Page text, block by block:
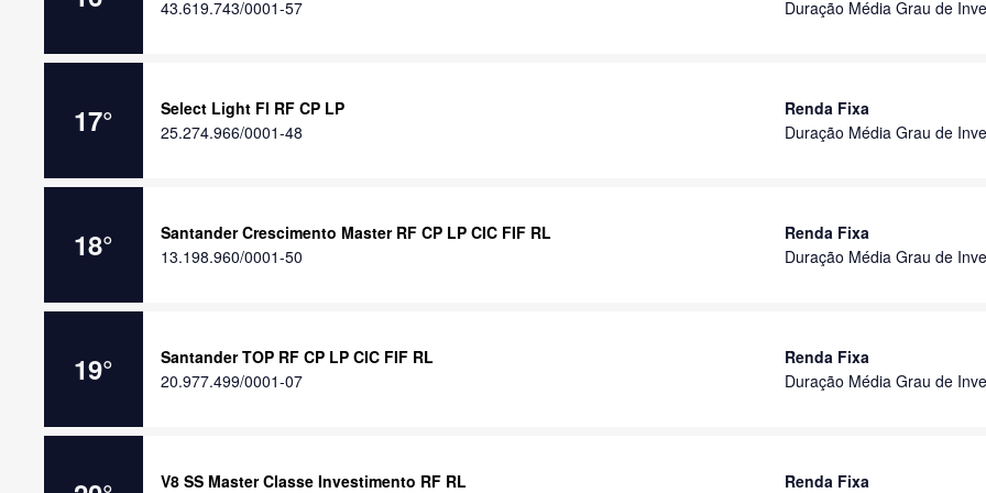
43.619.743/0001-57 Duração Média Grau de
17°
Select Light FI RF CP LP
25.274.966/0001-48
Renda Fixa
Duração Média Grau de
18°
Santander Crescimento Master RF CP LP CIC FIF RL
13.198.960/0001-50
Renda Fixa
Duração Média Grau de
19°
Santander TOP RF CP LP CIC FIF RL
20.977.499/0001-07
Renda Fixa
Duração Média Grau de
V8 SS Master Classe Investimento RF RL Renda Fixa